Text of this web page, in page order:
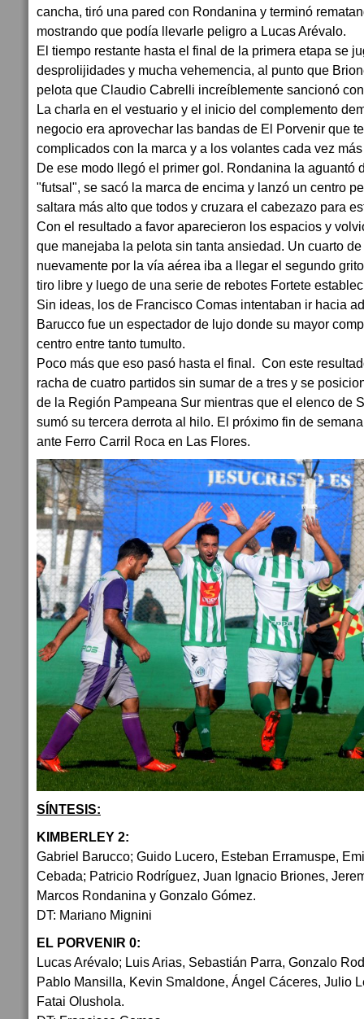
cancha, tiró una pared con Rondanina y terminó
mostrando que podía llevarle peligro a Lucas Arévalo.
El tiempo restante hasta el final de la primera etapa se
desprolijidades y mucha vehemencia, al punto que
pelota que Claudio Cabrelli increíblemente sancionó
La charla en el vestuario y el inicio del complemento
negocio era aprovechar las bandas de El Porvenir que
complicados con la marca y a los volantes cada vez
De ese modo llegó el primer gol. Rondanina la aguantó
"futsal", se sacó la marca de encima y lanzó un centro
saltara más alto que todos y cruzara el cabezazo para
Con el resultado a favor aparecieron los espacios y
que manejaba la pelota sin tanta ansiedad. Un cuarto
nuevamente por la vía aérea iba a llegar el segundo
tiro libre y luego de una serie de rebotes Fortete
Sin ideas, los de Francisco Comas intentaban ir hacia
Barucco fue un espectador de lujo donde su mayor
centro entre tanto tumulto.
Poco más que eso pasó hasta el final. Con este
racha de cuatro partidos sin sumar de a tres y se
de la Región Pampeana Sur mientras que el elenco de
sumó su tercera derrota al hilo. El próximo fin de
ante Ferro Carril Roca en Las Flores.
SÍNTESIS:
KIMBERLEY 2:
Gabriel Barucco; Guido Lucero, Esteban Erramuspe,
Cebada; Patricio Rodríguez, Juan Ignacio Briones,
Marcos Rondanina y Gonzalo Gómez.
DT: Mariano Mignini
EL PORVENIR 0:
Lucas Arévalo; Luis Arias, Sebastián Parra, Gonzalo
Pablo Mansilla, Kevin Smaldone, Ángel Cáceres, Julio
Fatai Olushola.